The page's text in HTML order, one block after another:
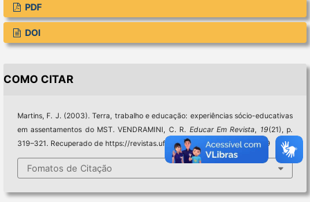
PDF
DOI
COMO CITAR
Martins, F. J. (2003). Terra, trabalho e educação: experiências sócio-educativas
em assentamentos do MST. VENDRAMINI, C. R. Educar Em Revista, 19(21), p.
319–321. Recuperado de https://revistas.ufpr.br/educar/article/view/2139
Fomatos de Citação